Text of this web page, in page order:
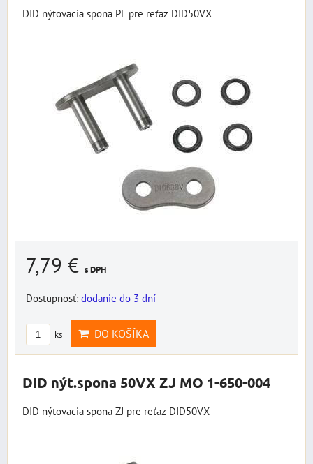
DID nýtovacia spona PL pre reťaz DID50VX
7,79 € s DPH
Dostupnosť: dodanie do 3 dní
ks DO KOŠÍKA
DID nýt.spona 50VX ZJ MO 1-650-004
DID nýtovacia spona ZJ pre reťaz DID50VX